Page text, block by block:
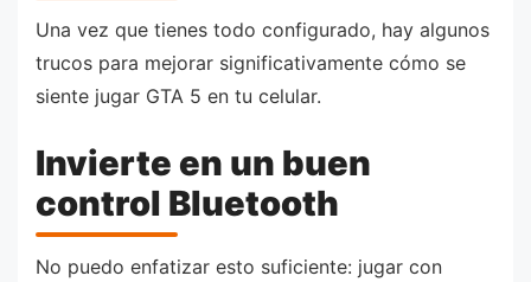
Una vez que tienes todo configurado, hay algunos
trucos para mejorar significativamente cómo se
siente jugar GTA 5 en tu celular.
Invierte en un buen
control Bluetooth
No puedo enfatizar esto suficiente: jugar con